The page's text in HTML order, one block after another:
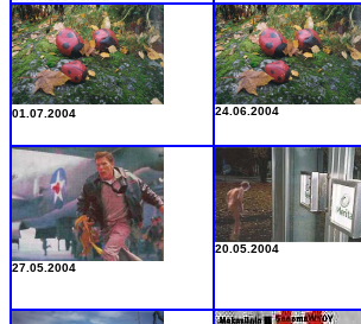
01.07.2004 24.06.2004
27.05.2004
20.05.2004